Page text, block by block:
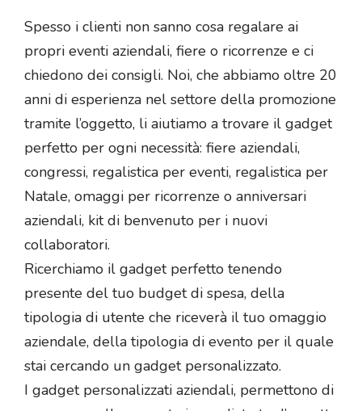
Spesso i clienti non sanno cosa regalare ai
propri eventi aziendali, fiere o ricorrenze e ci
chiedono dei consigli. Noi, che abbiamo oltre 20
anni di esperienza nel settore della promozione
tramite l’oggetto, li aiutiamo a trovare il gadget
perfetto per ogni necessità: fiere aziendali,
congressi, regalistica per eventi, regalistica per
Natale, omaggi per ricorrenze o anniversari
aziendali, kit di benvenuto per i nuovi
collaboratori.
Ricerchiamo il gadget perfetto tenendo
presente del tuo budget di spesa, della
tipologia di utente che riceverà il tuo omaggio
aziendale, della tipologia di evento per il quale
stai cercando un gadget personalizzato.
I gadget personalizzati aziendali, permettono di